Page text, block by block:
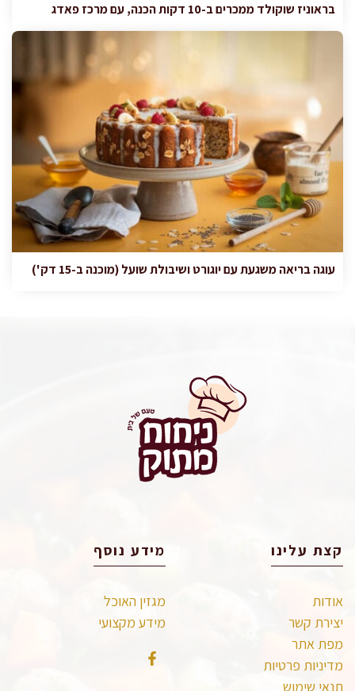
בראוניז שוקולד ממכרים ב-10 דקות הכנה, עם מרכז פאדג
עוגה בריאה משגעת עם יוגורט ושיבולת שועל (מוכנה ב-15 דק')
קצת עלינו
אודות
יצירת קשר
מפת אתר
מדיניות פרטיות
תנאי שימוש
מידע נוסף
מגזין האוכל
מידע מקצועי